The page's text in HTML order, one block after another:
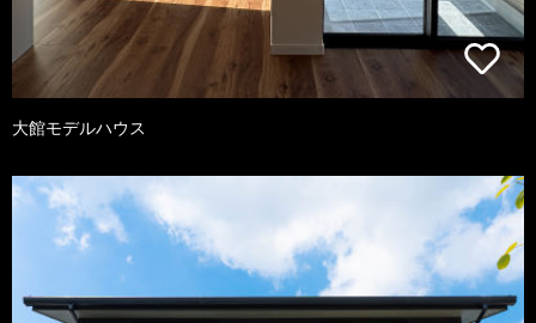
大館モデルハウス